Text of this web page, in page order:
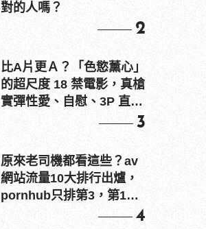
對的人嗎？
2
比A片更Ａ？「色慾薰心」
的超尺度 18 禁電影，真槍
實彈性愛、自慰、3P 直接
3
原來老司機都看這些？av
網站流量10大排行出爐，
pornhub只排第3，第1名
4